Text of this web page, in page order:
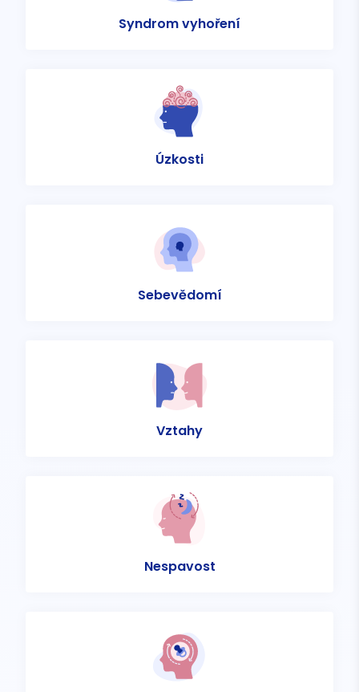
Syndrom vyhoření
Úzkosti
Sebevědomí
Vztahy
Nespavost